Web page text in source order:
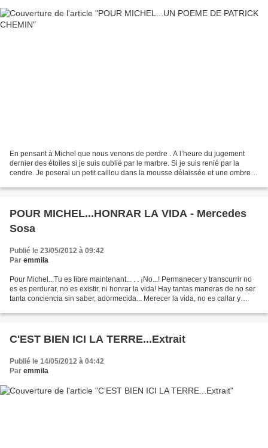
En pensant à Michel que nous venons de perdre . A l’heure du jugement
dernier des étoiles si je suis oublié par le marbre. Si je suis renié par la
cendre. Je poserai un petit caillou dans la mousse délaissée et une ombre
POUR MICHEL...HONRAR LA VIDA - Mercedes
Sosa
Publié le 23/05/2012 à 09:42
Par emmila
Pour Michel...Tu es libre maintenant... . . ¡No...! Permanecer y transcurrir no
es es perdurar, no es existir, ni honrar la vida! Hay tantas maneras de no ser
tanta conciencia sin saber, adormecida... Merecer la vida, no es callar y
C'EST BIEN ICI LA TERRE...Extrait
Publié le 14/05/2012 à 04:42
Par emmila